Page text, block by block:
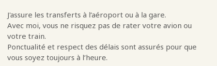
J'assure les transferts à l’aéroport ou à la gare.
Avec moi, vous ne risquez pas de rater votre avion ou
votre train.
Ponctualité et respect des délais sont assurés pour que
vous soyez toujours à l’heure.